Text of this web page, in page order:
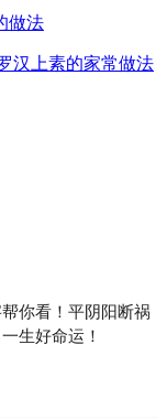
做法
汉上素的家常做法
你看！平阴阳断祸
生好命运！